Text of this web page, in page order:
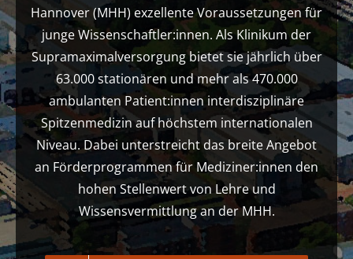
Hannover (MHH) exzellente Voraussetzungen für
junge Wissenschaftler:innen. Als Klinikum der
Supramaximalversorgung bietet sie jährlich über
63.000 stationären und mehr als 470.000
ambulanten Patient:innen interdisziplinäre
Spitzenmedizin auf höchstem internationalen
Niveau. Dabei unterstreicht das breite Angebot
an Förderprogrammen für Mediziner:innen den
hohen Stellenwert von Lehre und
Wissensvermittlung an der MHH.